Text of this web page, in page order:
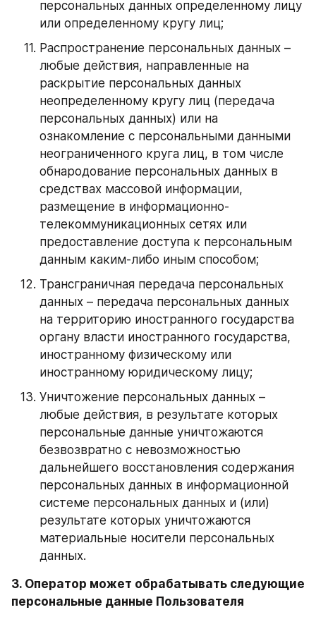
персональных данных определенному лицу
или определенному кругу лиц;
Распространение персональных данных –
любые действия, направленные на
раскрытие персональных данных
неопределенному кругу лиц (передача
персональных данных) или на
ознакомление с персональными данными
неограниченного круга лиц, в том числе
обнародование персональных данных в
средствах массовой информации,
размещение в информационно-
телекоммуникационных сетях или
предоставление доступа к персональным
данным каким-либо иным способом;
Трансграничная передача персональных
данных – передача персональных данных
на территорию иностранного государства
органу власти иностранного государства,
иностранному физическому или
иностранному юридическому лицу;
Уничтожение персональных данных –
любые действия, в результате которых
персональные данные уничтожаются
безвозвратно с невозможностью
дальнейшего восстановления содержания
персональных данных в информационной
системе персональных данных и (или)
результате которых уничтожаются
материальные носители персональных
данных.
3. Оператор может обрабатывать следующие
персональные данные Пользователя